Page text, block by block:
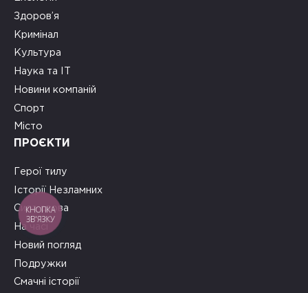
Здоров’я
Кримінал
Культура
Наука та ІТ
Новини компаній
Спорт
Місто
ПРОЄКТИ
Герої тилу
Історії Незламних
Сила слова
На часі
Новий погляд
Подружки
Смачні історії
КНОПКА
ЗВ'ЯЗКУ